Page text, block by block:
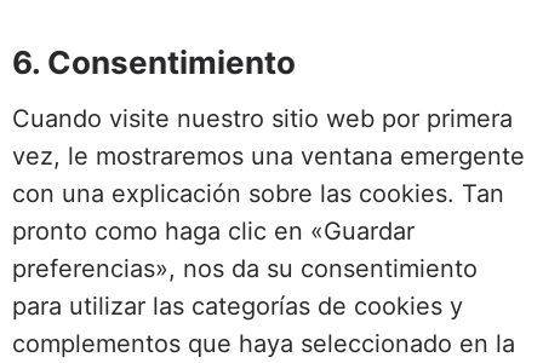
6. Consentimiento
Cuando visite nuestro sitio web por primera
vez, le mostraremos una ventana emergente
con una explicación sobre las cookies. Tan
pronto como haga clic en «Guardar
preferencias», nos da su consentimiento
para utilizar las categorías de cookies y
complementos que haya seleccionado en la